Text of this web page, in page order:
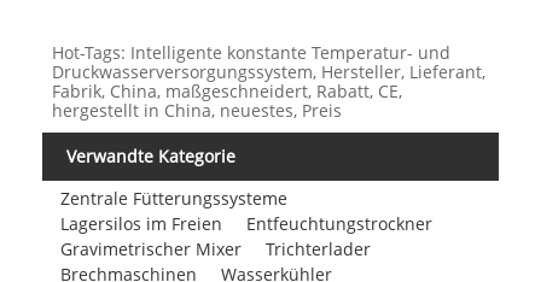
Hot-Tags: Intelligente konstante Temperatur- und
Druckwasserversorgungssystem, Hersteller, Lieferant,
Fabrik, China, maßgeschneidert, Rabatt, CE,
hergestellt in China, neuestes, Preis
Verwandte Kategorie
Zentrale Fütterungssysteme
Lagersilos im Freien
Entfeuchtungstrockner
Gravimetrischer Mixer
Trichterlader
Brechmaschinen
Wasserkühler